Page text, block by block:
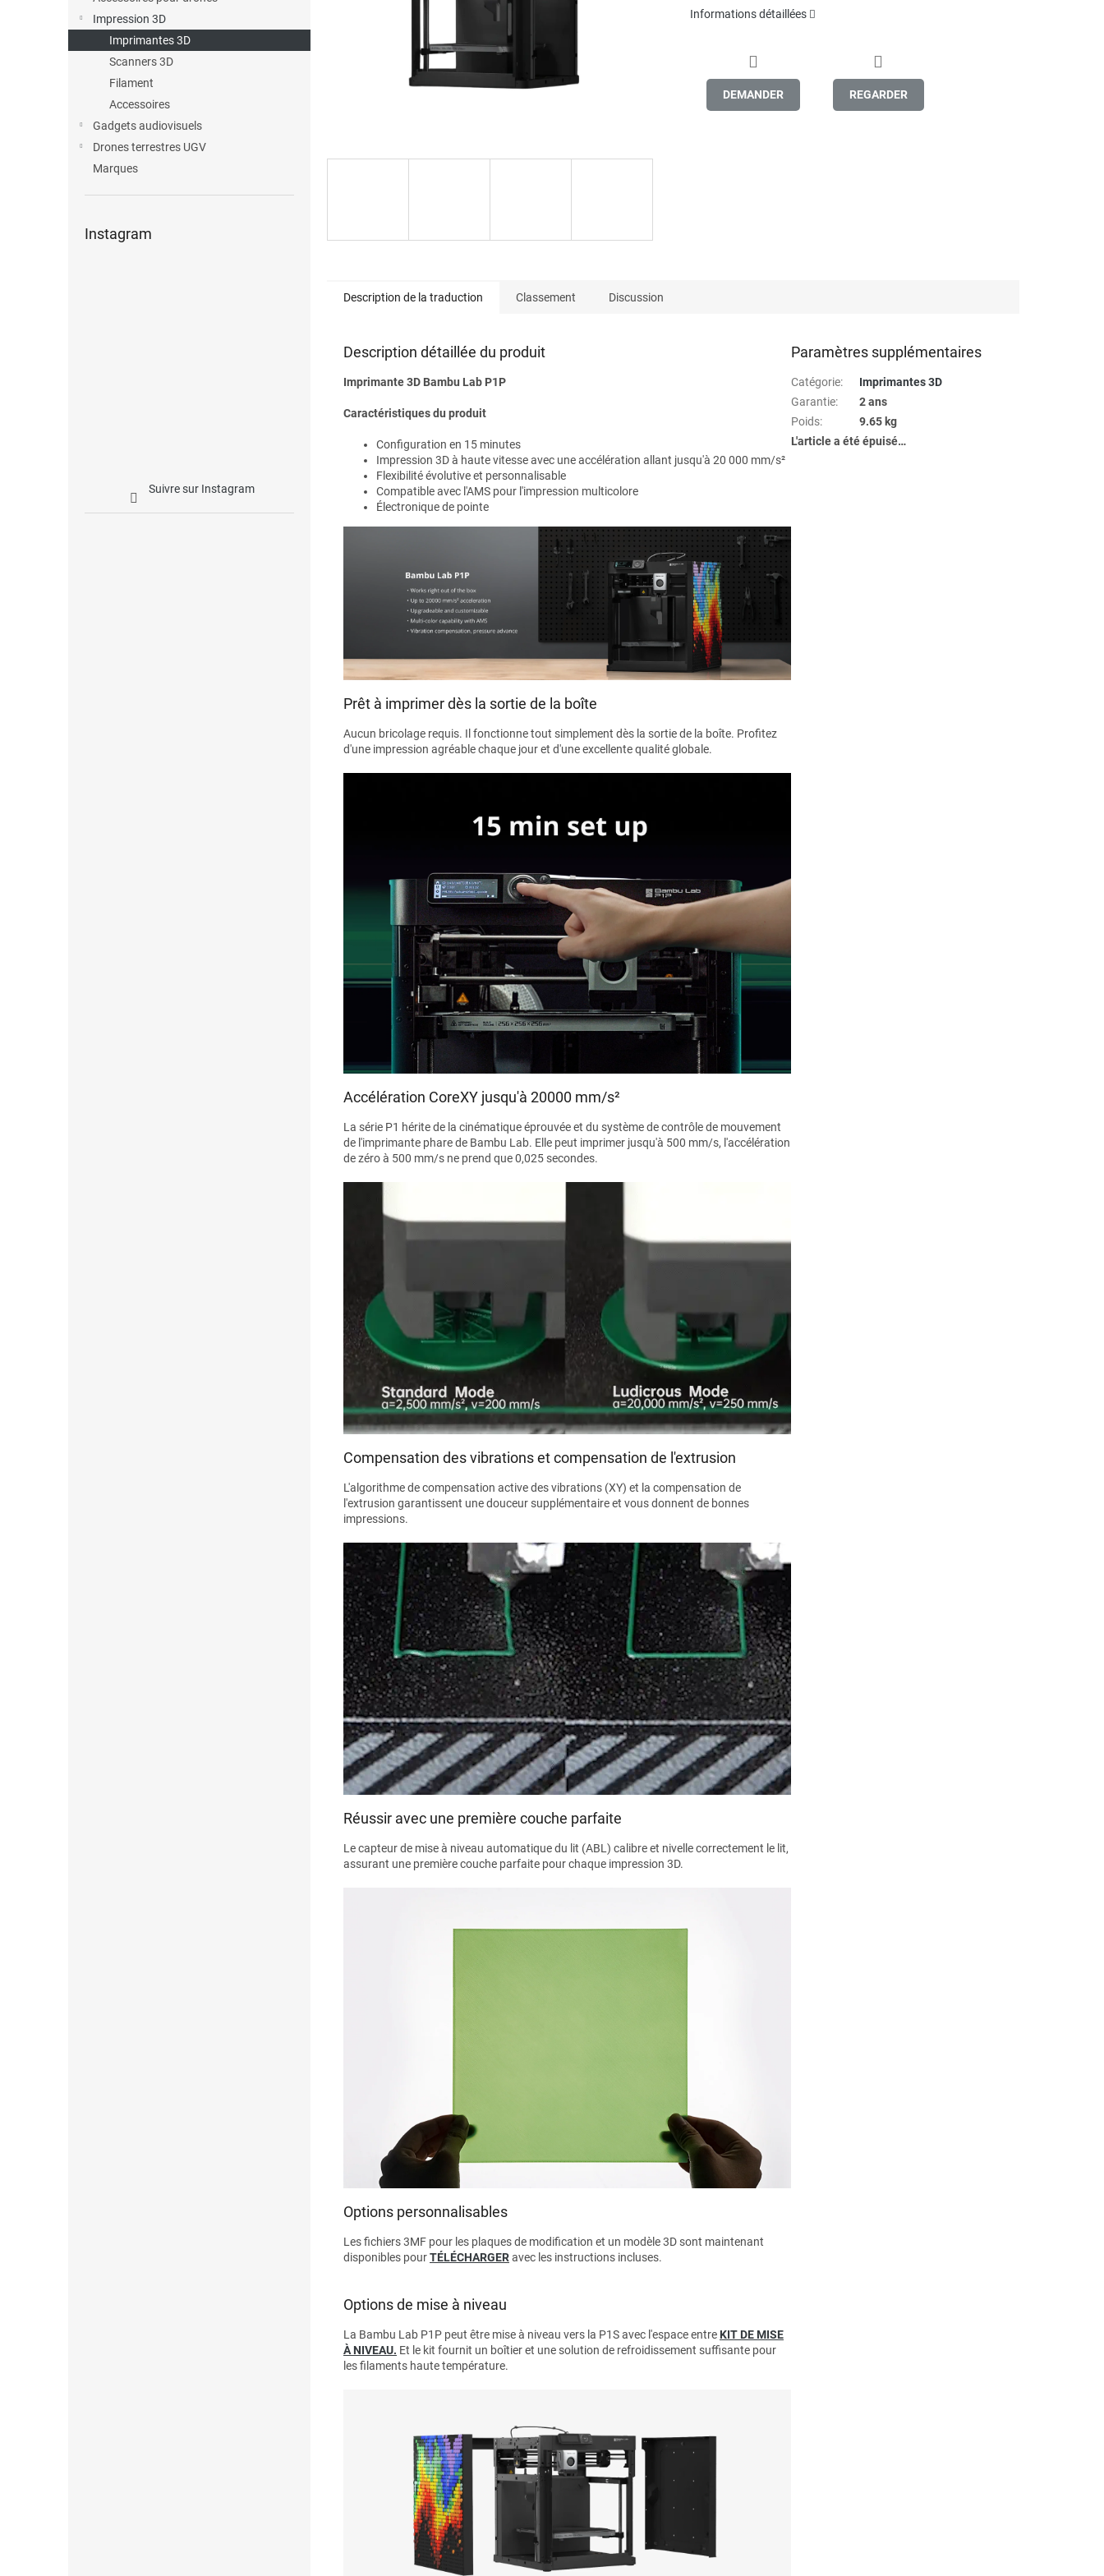
Impression 3D
Imprimantes 3D
Scanners 3D
Filament
Accessoires
Gadgets audiovisuels
Drones terrestres UGV
Marques
Instagram
Suivre sur Instagram
Informations détaillées
DEMANDER REGARDER
Description de la traduction Classement Discussion
Description détaillée du produit
Imprimante 3D Bambu Lab P1P
Caractéristiques du produit
Configuration en 15 minutes
Impression 3D à haute vitesse avec une accélération allant jusqu'à 20 000 mm/s²
Flexibilité évolutive et personnalisable
Compatible avec l'AMS pour l'impression multicolore
Électronique de pointe
Prêt à imprimer dès la sortie de la boîte
Aucun bricolage requis. Il fonctionne tout simplement dès la sortie de la boîte. Profitez
d'une impression agréable chaque jour et d'une excellente qualité globale.
Accélération CoreXY jusqu'à 20000 mm/s²
La série P1 hérite de la cinématique éprouvée et du système de contrôle de mouvement
de l'imprimante phare de Bambu Lab. Elle peut imprimer jusqu'à 500 mm/s, l'accélération
de zéro à 500 mm/s ne prend que 0,025 secondes.
Compensation des vibrations et compensation de l'extrusion
L'algorithme de compensation active des vibrations (XY) et la compensation de
l'extrusion garantissent une douceur supplémentaire et vous donnent de bonnes
impressions.
Réussir avec une première couche parfaite
Le capteur de mise à niveau automatique du lit (ABL) calibre et nivelle correctement le lit,
assurant une première couche parfaite pour chaque impression 3D.
Options personnalisables
Les fichiers 3MF pour les plaques de modification et un modèle 3D sont maintenant
disponibles pourTÉLÉCHARGERavec les instructions incluses.
Options de mise à niveau
La Bambu Lab P1P peut être mise à niveau vers la P1S avec l'espace entre KIT DE MISE
À NIVEAU. Et le kit fournit un boîtier et une solution de refroidissement suffisante pour
les filaments haute température.
Paramètres supplémentaires
Catégorie:
Imprimantes 3D
Garantie:
2 ans
Poids:
9.65 kg
L'article a été épuisé…